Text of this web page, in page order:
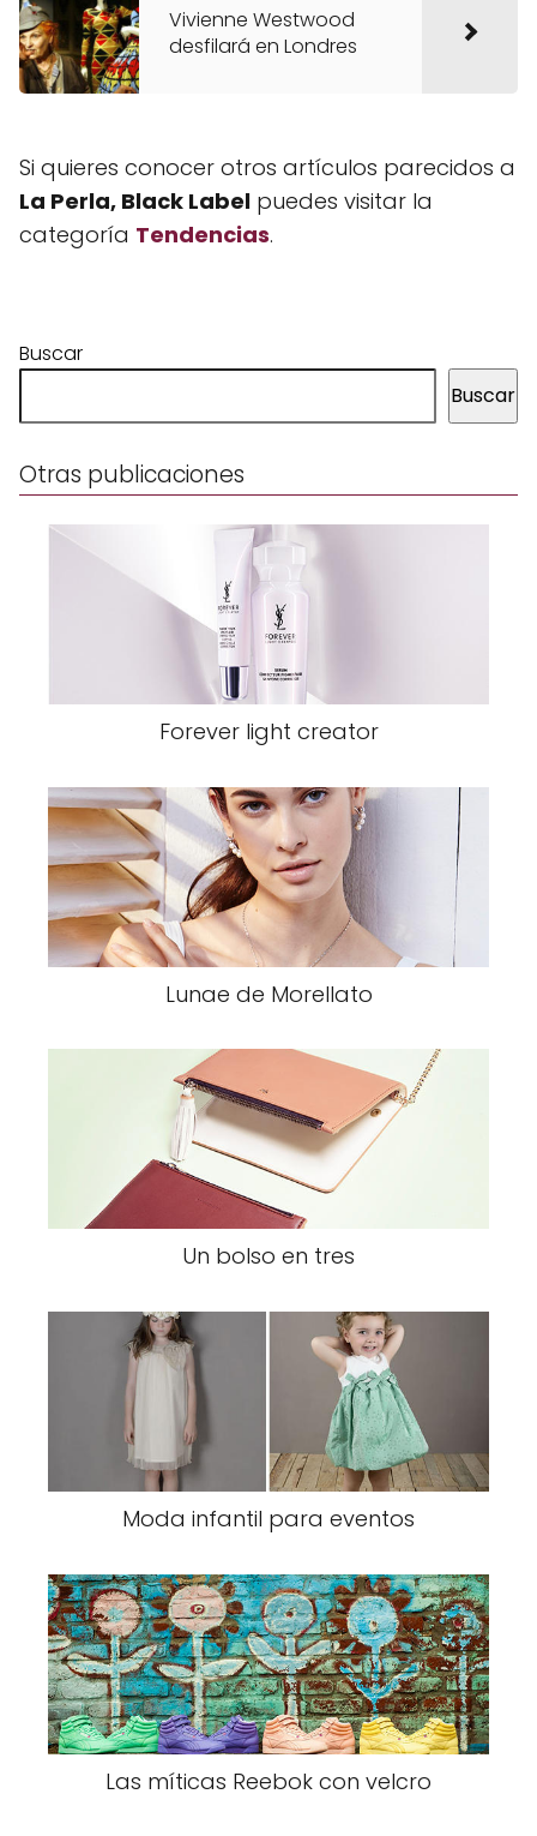
Vivienne Westwood
desfilará en Londres
Si quieres conocer otros artículos parecidos a
La Perla, Black Label puedes visitar la
categoría Tendencias.
Buscar
Buscar
Otras publicaciones
Forever light creator
Lunae de Morellato
Un bolso en tres
Moda infantil para eventos
Las míticas Reebok con velcro